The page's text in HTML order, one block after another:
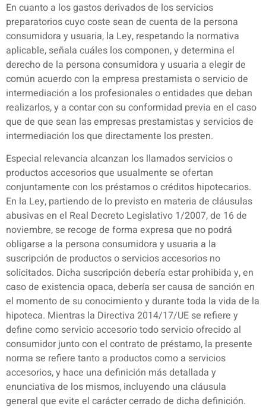
En cuanto a los gastos derivados de los servicios
preparatorios cuyo coste sean de cuenta de la persona
consumidora y usuaria, la Ley, respetando la normativa
aplicable, señala cuáles los componen, y determina el
derecho de la persona consumidora y usuaria a elegir de
común acuerdo con la empresa prestamista o servicio de
intermediación a los profesionales o entidades que deban
realizarlos, y a contar con su conformidad previa en el caso
que de que sean las empresas prestamistas y servicios de
intermediación los que directamente los presten.
Especial relevancia alcanzan los llamados servicios o
productos accesorios que usualmente se ofertan
conjuntamente con los préstamos o créditos hipotecarios.
En la Ley, partiendo de lo previsto en materia de cláusulas
abusivas en el Real Decreto Legislativo 1/2007, de 16 de
noviembre, se recoge de forma expresa que no podrá
obligarse a la persona consumidora y usuaria a la
suscripción de productos o servicios accesorios no
solicitados. Dicha suscripción debería estar prohibida y, en
caso de existencia opaca, debería ser causa de sanción en
el momento de su conocimiento y durante toda la vida de la
hipoteca. Mientras la Directiva 2014/17/UE se refiere y
define como servicio accesorio todo servicio ofrecido al
consumidor junto con el contrato de préstamo, la presente
norma se refiere tanto a productos como a servicios
accesorios, y hace una definición más detallada y
enunciativa de los mismos, incluyendo una cláusula
general que evite el carácter cerrado de dicha definición.